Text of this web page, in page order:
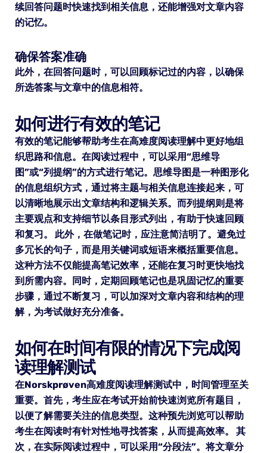
续回答问题时快速找到相关信息，还能增强对文章内容
的记忆。
确保答案准确
此外，在回答问题时，可以回顾标记过的内容，以确保
所选答案与文章中的信息相符。
如何进行有效的笔记
有效的笔记能够帮助考生在高难度阅读理解中更好地组
织思路和信息。在阅读过程中，可以采用“思维导
图”或“列提纲”的方式进行笔记。思维导图是一种图形化
的信息组织方式，通过将主题与相关信息连接起来，可
以清晰地展示出文章结构和逻辑关系。而列提纲则是将
主要观点和支持细节以条目形式列出，有助于快速回顾
和复习。 此外，在做笔记时，应注意简洁明了。避免过
多冗长的句子，而是用关键词或短语来概括重要信息。
这种方法不仅能提高笔记效率，还能在复习时更快地找
到所需内容。同时，定期回顾笔记也是巩固记忆的重要
步骤，通过不断复习，可以加深对文章内容和结构的理
解，为考试做好充分准备。
如何在时间有限的情况下完成阅
读理解测试
在Norskprøven高难度阅读理解测试中，时间管理至关
重要。首先，考生应在考试开始前快速浏览所有题目，
以便了解需要关注的信息类型。这种预先浏览可以帮助
考生在阅读时有针对性地寻找答案，从而提高效率。 其
次，在实际阅读过程中，可以采用“分段法”。将文章分